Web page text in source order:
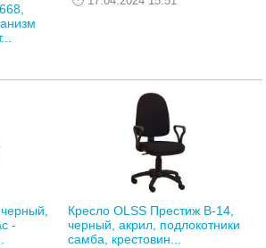
-
Кресло OLSS Престиж В-14,
черный, акрил, подлокотники
самба, крестовин...